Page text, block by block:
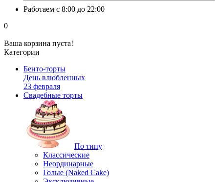
Работаем с 8:00 до 22:00
0
Ваша корзина пуста!
Категории
Бенто-торты
День влюбленных
23 февраля
Свадебные торты
По типу
Классические
Неординарные
Голые (Naked Cake)